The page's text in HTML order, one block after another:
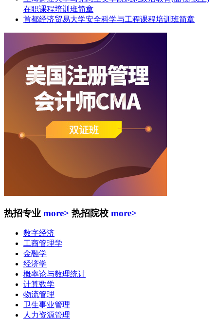
在职课程培训班简章
首都经济贸易大学安全科学与工程课程培训班简章
热招专业 more> 热招院校 more>
数字经济
工商管理学
金融学
经济学
概率论与数理统计
计算数学
物流管理
卫生事业管理
人力资源管理